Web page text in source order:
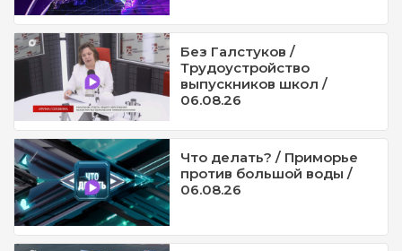
Без Галстуков /
Трудоустройство
выпускников школ /
06.08.26
Что делать? / Приморье
против большой воды /
06.08.26